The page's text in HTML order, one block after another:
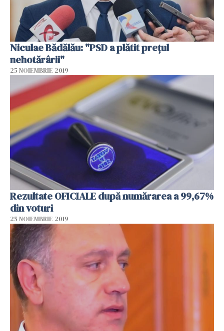
Niculae Bădălău: "PSD a plătit prețul
nehotărârii"
25 NOIEMBRIE 2019
Rezultate OFICIALE după numărarea a 99,67%
din voturi
25 NOIEMBRIE 2019